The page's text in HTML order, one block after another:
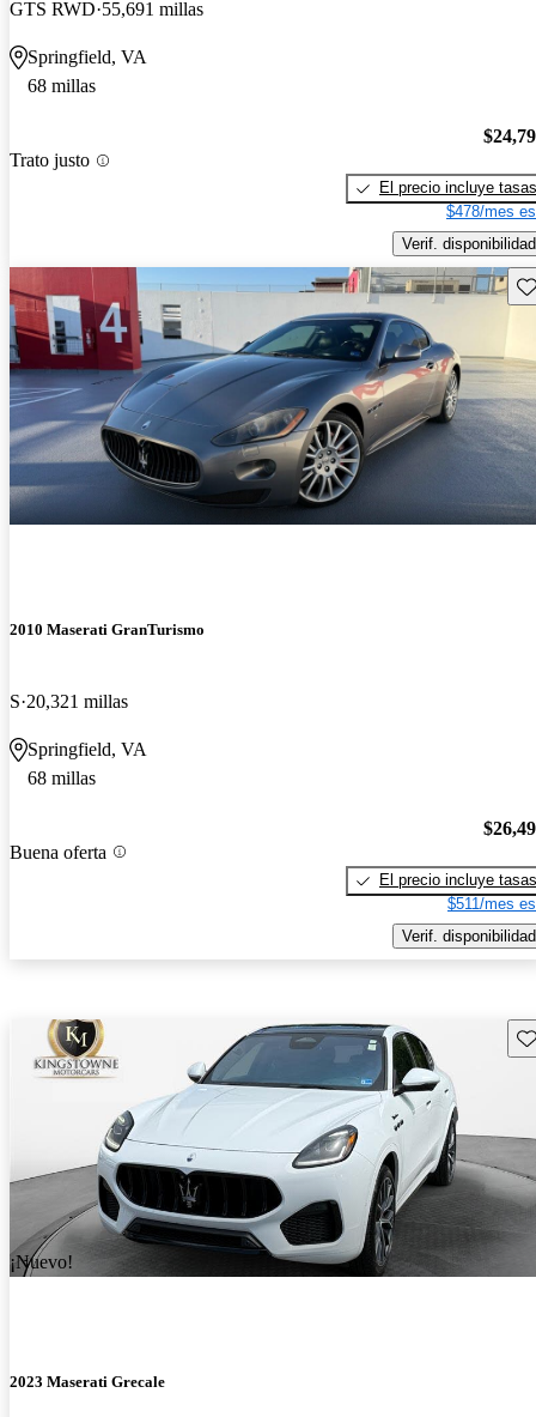
GTS RWD 55,691 millas
Springfield, VA
68 millas
Trato justo
El precio incluye tasas
$478/mes
Verif. disponibilidad
2010 Maserati GranTurismo
S 20,321 millas
Springfield, VA
68 millas
Buena oferta
El precio incluye tasas
$511/mes
Verif. disponibilidad
¡Nuevo!
2023 Maserati Grecale